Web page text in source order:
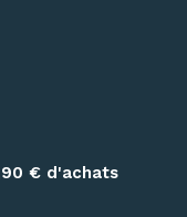
outdoor
en pleine nature
cartouches de
moustiquaires,
€ d'achats